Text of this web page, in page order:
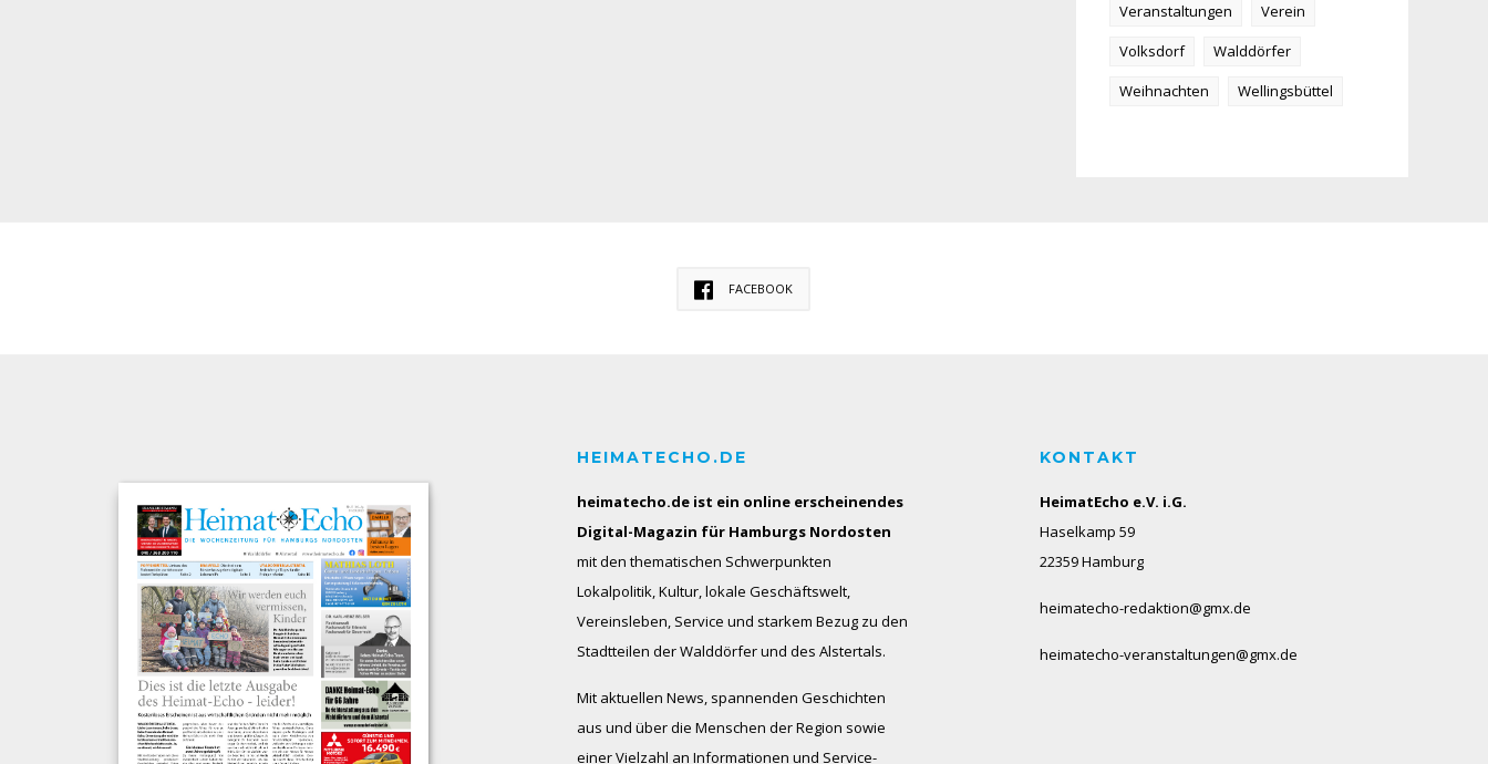
Veranstaltungen
Verein
Volksdorf
Walddörfer
Weihnachten
Wellingsbüttel
FACEBOOK
HEIMATECHO.DE
heimatecho.de ist ein online erscheinendes
Digital-Magazin für Hamburgs Nordosten
mit den thematischen Schwerpunkten
Lokalpolitik, Kultur, lokale Geschäftswelt,
Vereinsleben, Service und starkem Bezug zu den
Stadtteilen der Walddörfer und des Alstertals.
Mit aktuellen News, spannenden Geschichten
aus und über die Menschen der Region sowie
einer Vielzahl an Informationen und Service-
KONTAKT
HeimatEcho e.V. i.G.
Haselkamp 59
22359 Hamburg
heimatecho-redaktion@gmx.de
heimatecho-veranstaltungen@gmx.de